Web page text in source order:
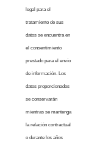
legal para el
tratamiento de sus
datos se encuentra en
el consentimiento
prestado para el envío
de información. Los
datos proporcionados
se conservarán
mientras se mantenga
la relación contractual
o durante los años